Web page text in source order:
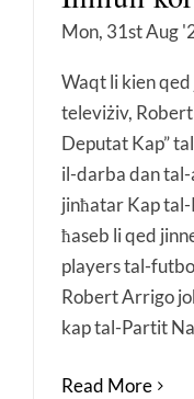
Mon, 31st Aug
Waqt li kien
televiżiv,
Deputat Kap”
il-darba dan
jinħatar Kap
ħaseb li qed
players tal-
Robert Arrigo
kap tal-Partit
Read More